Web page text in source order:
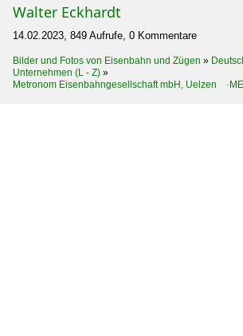
Walter Eckhardt
14.02.2023, 849 Aufrufe, 0 Kommentare
Bilder und Fotos von Eisenbahn und Zügen »
Unternehmen (L - Z) »
Metronom Eisenbahngesellschaft mbH, Uelzen